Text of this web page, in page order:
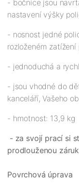
- bočnice jsou
nastavení výšky
- nosnost jedné
rozloženém zatížení
- jednoduchá a
- jsou vhodné do
kanceláří, Vašeho
- hmotnost: 13,9 kg
- za svojí prací si
prodlouženou
Povrchová úprava